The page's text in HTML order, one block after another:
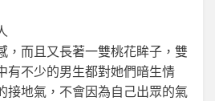
而且又長著一雙桃花眸子，雙
有不少的男生都對她們暗生情
接地氣，不會因為自己出眾的氣